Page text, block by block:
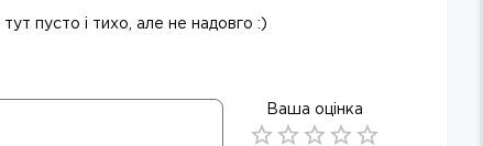
пусто і тихо, але не надовго :)
Ваша оцінка